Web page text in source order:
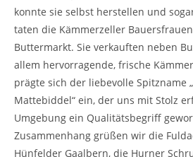
konnte sie selbst herstellen und
taten die Kämmerzeller
Buttermarkt. Sie verkauften neben
allem hervorragende, frische
prägte sich der liebevolle Spitzname
Mattebiddel“ ein, der uns mit Stolz
Umgebung ein Qualitätsbegriff
Zusammenhang grüßen wir die
Hünfelder Gaalbern, die Hurner